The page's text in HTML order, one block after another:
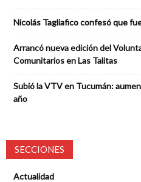
Nicolás Tagliafico confesó que
Arrancó nueva edición del
Comunitarios en Las Talitas
Subió la VTV en Tucumán:
año
SECCIONES
Actualidad